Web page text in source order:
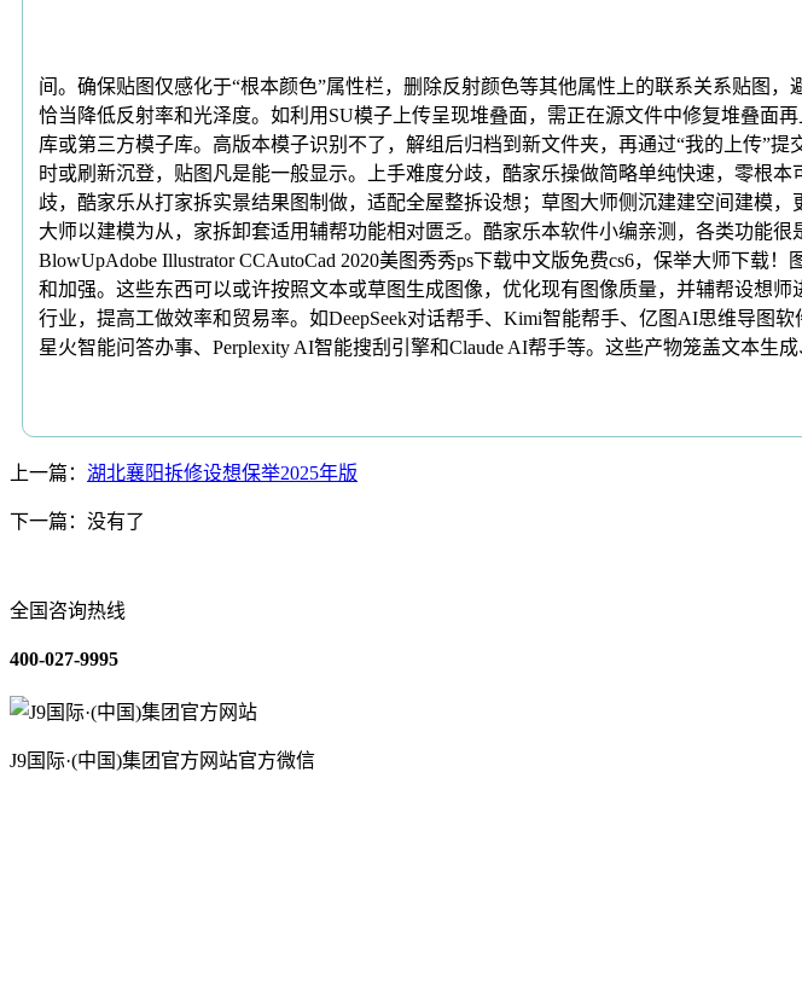
间。确保贴图仅感化于“根本颜色”属性栏，删除反射颜色等其他属性上的联系关系贴图，
恰当降低反射率和光泽度。如利用SU模子上传呈现堆叠面，需正在源文件中修复堆叠面
库或第三方模子库。高版本模子识别不了，解组后归档到新文件夹，再通过“我的上传”
时或刷新沉登，贴图凡是能一般显示。上手难度分歧，酷家乐操做简略单纯快速，零根
歧，酷家乐从打家拆实景结果图制做，适配全屋整拆设想；草图大师侧沉建建空间建模
大师以建模为从，家拆卸套适用辅帮功能相对匮乏。酷家乐本软件小编亲测，各类功能
BlowUpAdobe Illustrator CCAutoCad 2020美图秀秀ps下载中文版免费cs6，保举大师下
和加强。这些东西可以或许按照文本或草图生成图像，优化现有图像质量，并辅帮设想
行业，提高工做效率和贸易率。如DeepSeek对话帮手、Kimi智能帮手、亿图AI思维导
星火智能问答办事、Perplexity AI智能搜刮引擎和Claude AI帮手等。这些产物笼盖文本生
上一篇： 湖北襄阳拆修设想保举2025年版
下一篇：没有了
全国咨询热线
400-027-9995
J9国际·(中国)集团官方网站官方微信